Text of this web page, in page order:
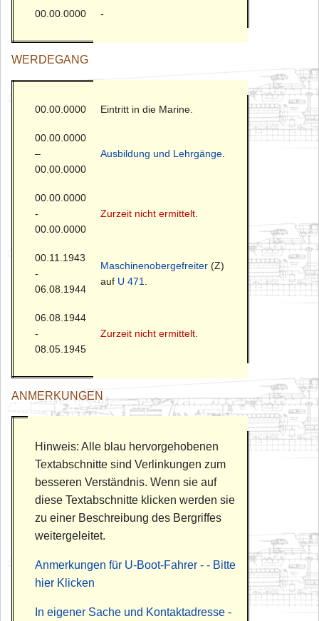
00.00.0000 -
WERDEGANG
00.00.0000 Eintritt in die Marine.
00.00.0000
–
00.00.0000
Ausbildung und Lehrgänge.
00.00.0000
-
00.00.0000
Zurzeit nicht ermittelt.
00.11.1943
-
06.08.1944
Maschinenobergefreiter (Z)
auf U 471.
06.08.1944
-
08.05.1945
Zurzeit nicht ermittelt.
ANMERKUNGEN
Hinweis: Alle blau hervorgehobenen
Textabschnitte sind Verlinkungen zum
besseren Verständnis. Wenn sie auf
diese Textabschnitte klicken werden sie
zu einer Beschreibung des Bergriffes
weitergeleitet.
Anmerkungen für U-Boot-Fahrer - - Bitte
hier Klicken
In eigener Sache und Kontaktadresse -